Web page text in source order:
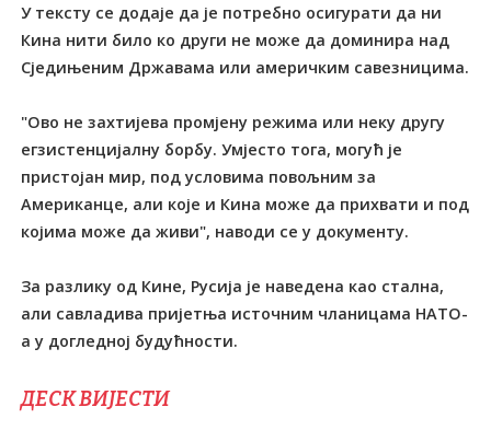
У тексту се додаје да је потребно осигурати да ни
Кина нити било ко други не може да доминира над
Сједињеним Државама или америчким савезницима.
"Ово не захтијева промјену режима или неку другу
егзистенцијалну борбу. Умјесто тога, могућ је
пристојан мир, под условима повољним за
Американце, али које и Кина може да прихвати и под
којима може да живи", наводи се у документу.
За разлику од Кине, Русија је наведена као стална,
али савладива пријетња источним чланицама НАТО-
а у догледној будућности.
ДЕСК ВИЈЕСТИ